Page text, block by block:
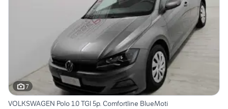
7
VOLKSWAGEN Polo 1.0 TGI 5p. Comfortline BlueMoti